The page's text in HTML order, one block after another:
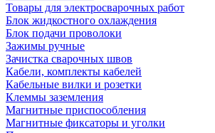
Товары для электросварочных работ
Блок жидкостного охлаждения
Блок подачи проволоки
Зажимы ручные
Зачистка сварочных швов
Кабели, комплекты кабелей
Кабельные вилки и розетки
Клеммы заземления
Магнитные приспособления
Магнитные фиксаторы и уголки